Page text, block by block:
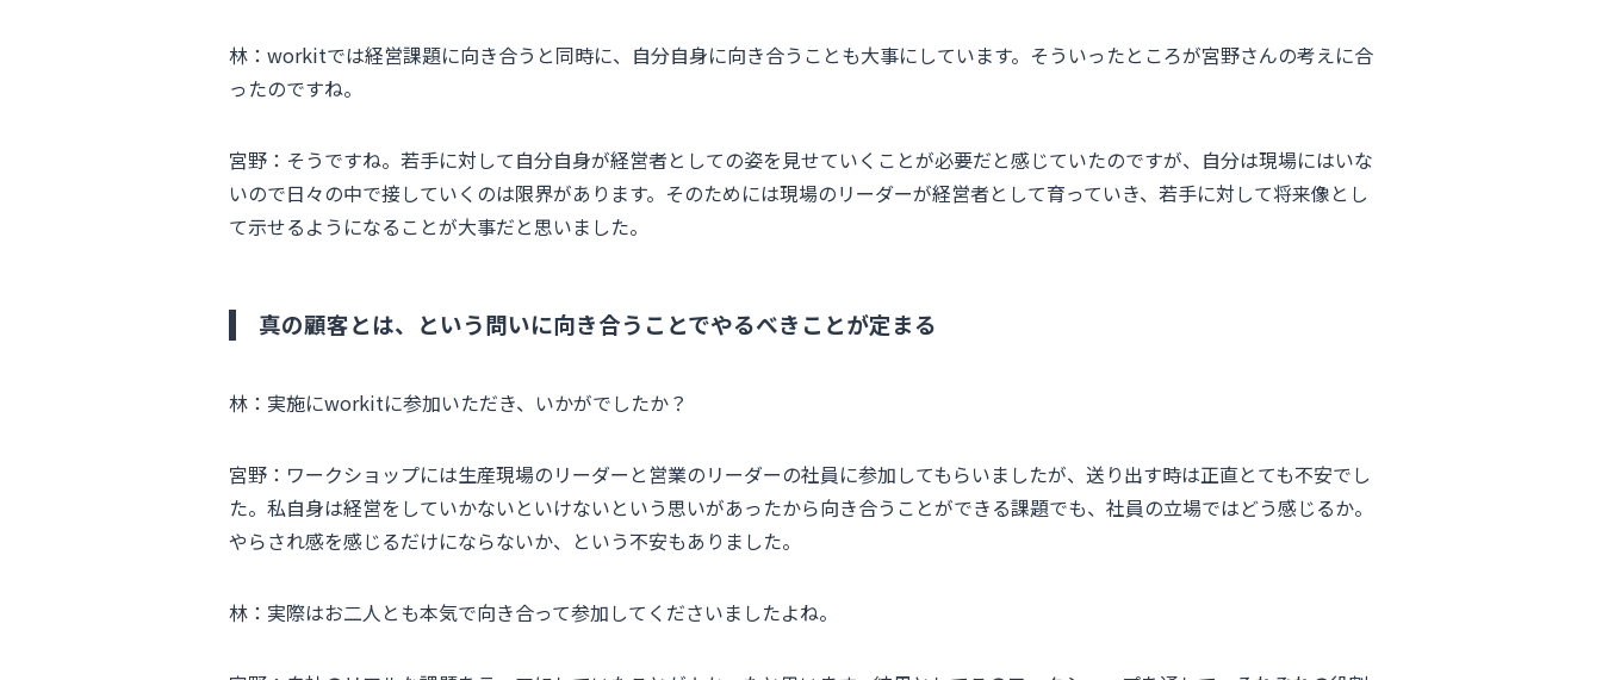
林：workitでは経営課題に向き合うと同時に、自分自身に向き合うことも大事にしています。そういったところが宮野さんの考えに合
ったのですね。
宮野：そうですね。若手に対して自分自身が経営者としての姿を見せていくことが必要だと感じていたのですが、自分は現場にはいな
いので日々の中で接していくのは限界があります。そのためには現場のリーダーが経営者として育っていき、若手に対して将来像とし
て示せるようになることが大事だと思いました。
真の顧客とは、という問いに向き合うことでやるべきことが定まる
林：実施にworkitに参加いただき、いかがでしたか？
宮野：ワークショップには生産現場のリーダーと営業のリーダーの社員に参加してもらいましたが、送り出す時は正直とても不安でし
た。私自身は経営をしていかないといけないという思いがあったから向き合うことができる課題でも、社員の立場ではどう感じるか。
やらされ感を感じるだけにならないか、という不安もありました。
林：実際はお二人とも本気で向き合って参加してくださいましたよね。